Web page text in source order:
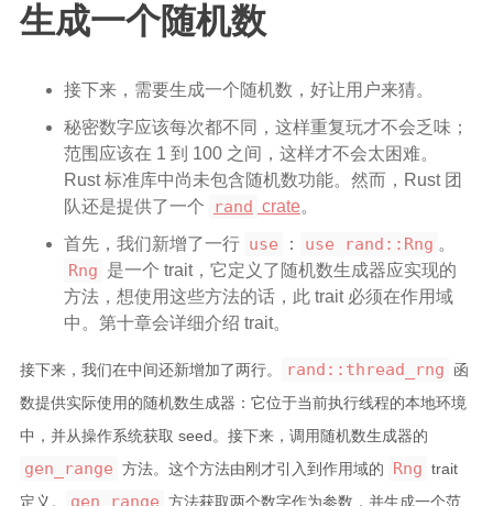
生成一个随机数
接下来，需要生成一个随机数，好让用户来猜。
秘密数字应该每次都不同，这样重复玩才不会乏味；
范围应该在 1 到 100 之间，这样才不会太困难。
Rust 标准库中尚未包含随机数功能。然而，Rust 团
队还是提供了一个
rand crate。
首先，我们新增了一行 use ： use rand::Rng 。
Rng 是一个 trait，它定义了随机数生成器应实现的
方法，想使用这些方法的话，此 trait 必须在作用域
中。第十章会详细介绍 trait。
接下来，我们在中间还新增加了两行。 rand::thread_rng
函
数提供实际使用的随机数生成器：它位于当前执行线程的本地环境
中，并从操作系统获取 seed。接下来，调用随机数生成器的
gen_range 方法。这个方法由刚才引入到作用域的 Rng trait
定义。
gen_range 方法获取两个数字作为参数，并生成一个范